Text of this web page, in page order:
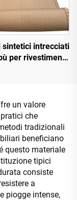
sintetici intrecciati
per rivestimenti
un valore
che
tradizionali
beneficiano
questo materiale
tipici
consiste
a
piogge intense,